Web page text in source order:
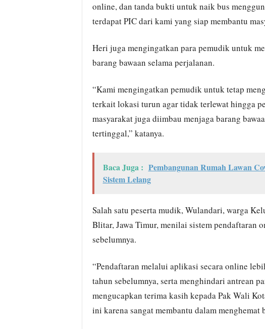
online, dan tanda bukti untuk naik bus
terdapat PIC dari kami yang siap membantu
Heri juga mengingatkan para pemudik untuk
barang bawaan selama perjalanan.
“Kami mengingatkan pemudik untuk tetap
terkait lokasi turun agar tidak terlewat hingga
masyarakat juga diimbau menjaga barang
tertinggal,” katanya.
Baca Juga : Pembangunan Rumah Lawan
Sistem Lelang
Salah satu peserta mudik, Wulandari, warga
Blitar, Jawa Timur, menilai sistem pendaftaran
sebelumnya.
“Pendaftaran melalui aplikasi secara online
tahun sebelumnya, serta menghindari antrean
mengucapkan terima kasih kepada Pak Wali
ini karena sangat membantu dalam menghemat